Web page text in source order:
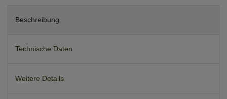
Beschreibung
Technische Daten
Weitere Details